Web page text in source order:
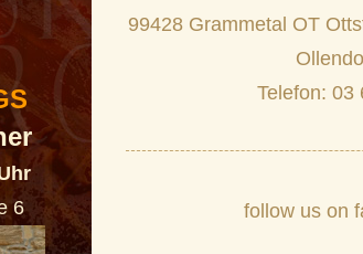
6
99428 Grammetal OT
Telefon: 03
follow us on